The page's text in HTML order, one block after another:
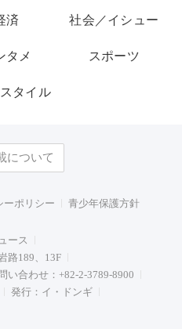
済 社会／イシュー
タメ スポーツ
タイル
について
ーポリシー 青少年保護方針
ース
路189、13F
い合わせ：+82-2-3789-8900
発行：イ・ドンギ